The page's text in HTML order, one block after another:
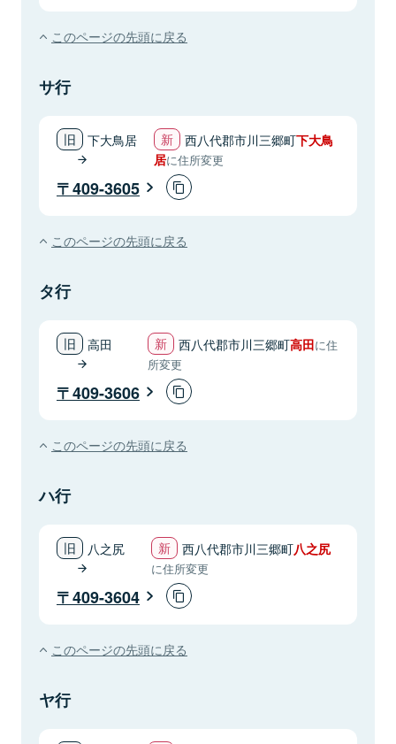
このページの先頭に戻る
サ行
下大鳥居 西八代郡市川三郷町下大鳥
居に住所変更
409-3605
このページの先頭に戻る
タ行
高田 西八代郡市川三郷町高田に住
所変更
409-3606
このページの先頭に戻る
ハ行
八之尻 西八代郡市川三郷町八之尻
に住所変更
409-3604
このページの先頭に戻る
ヤ行